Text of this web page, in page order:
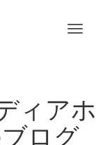
Toggle
ィアホ
ログ